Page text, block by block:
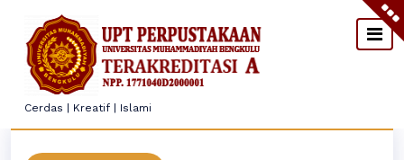
content
Cerdas | Kreatif | Islami